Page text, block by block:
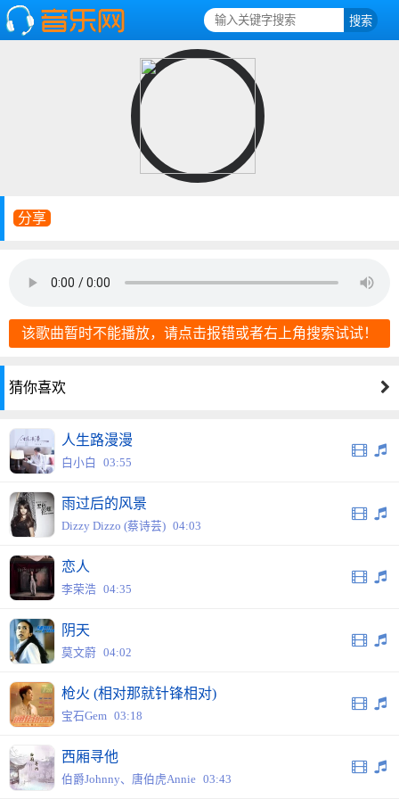
分享
该歌曲暂时不能播放，请点击报错或者右上角搜索试试！
猜你喜欢
人生路漫漫
白小白 03:55
雨过后的风景
Dizzy Dizzo (蔡诗芸) 04:03
恋人
李荣浩 04:35
阴天
莫文蔚 04:02
枪火 (相对那就针锋相对)
宝石Gem 03:18
西厢寻他
伯爵Johnny、唐伯虎Annie 03:43